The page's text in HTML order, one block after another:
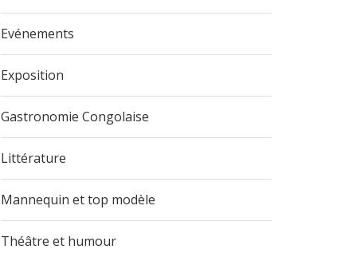
Evénements
Exposition
Gastronomie Congolaise
Littérature
Mannequin et top modèle
Théâtre et humour